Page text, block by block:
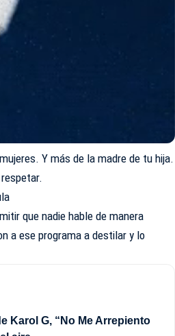
Y más de la madre de tu hija.
que nadie hable de manera
a ese programa a destilar y lo
Karol G, “No Me Arrepiento